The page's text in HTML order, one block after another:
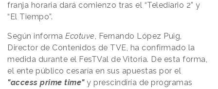
franja horaria dará comienzo tras el “Telediario 2” y
“El Tiempo”.
Según informa Ecotuve, Fernando López Puig,
Director de Contenidos de TVE, ha confirmado la
medida durante el FesTVal de Vitoria. De esta forma,
el ente público cesaría en sus apuestas por el
"access prime time"y prescindiría de programas